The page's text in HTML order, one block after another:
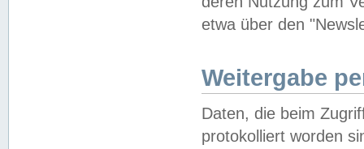
etwa über den
Weitergabe
Daten, die beim
protokolliert worden